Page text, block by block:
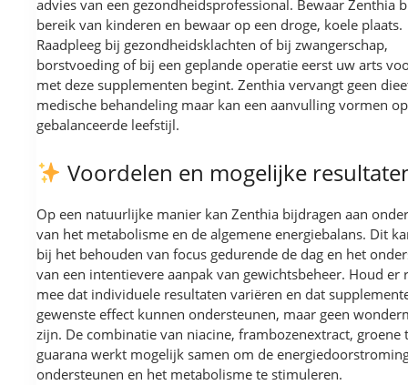
advies van een gezondheidsprofessional. Bewaar Zenthia
bereik van kinderen en bewaar op een droge, koele plaats.
Raadpleeg bij gezondheidsklachten of bij zwangerschap,
borstvoeding of bij een geplande operatie eerst uw arts
met deze supplementen begint. Zenthia vervangt geen
medische behandeling maar kan een aanvulling vormen
gebalanceerde leefstijl.
Voordelen en mogelijke
Op een natuurlijke manier kan Zenthia bijdragen aan
van het metabolisme en de algemene energiebalans. Dit
bij het behouden van focus gedurende de dag en het
van een intentievere aanpak van gewichtsbeheer. Houd er
mee dat individuele resultaten variëren en dat
gewenste effect kunnen ondersteunen, maar geen
zijn. De combinatie van niacine, frambozenextract, groene
guarana werkt mogelijk samen om de
ondersteunen en het metabolisme te stimuleren.